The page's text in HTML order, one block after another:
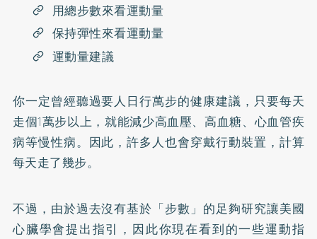
用總步數來看運動量
保持彈性來看運動量
運動量建議
你一定曾經聽過要人日行萬步的健康建議，只要每天
走個1萬步以上，就能減少高血壓、高血糖、心血管疾
病等慢性病。因此，許多人也會穿戴行動裝置，計算
每天走了幾步。
不過，由於過去沒有基於「步數」的足夠研究讓美國
心臟學會提出指引，因此你現在看到的一些運動指